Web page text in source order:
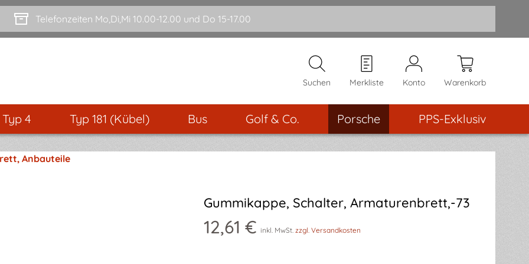
Telefonzeiten Mo,Di,Mi 10.00-12.00 und Do 15-17.00
Suchen Merkliste Konto Warenkorb
4 Typ 181 (Kübel) Bus Golf & Co. Porsche PPS-Exklusiv
Anbauteile
Gummikappe, Schalter, Armaturenbrett,-73
12,61 € inkl. MwSt. zzgl. Versandkosten